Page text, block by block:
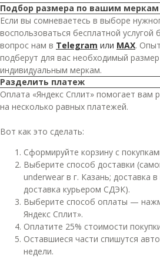
Подбор размера по вашим меркам
Если вы сомневаетесь в выборе
воспользоваться бесплатной услугой
вопрос нам в Telegram или MAX.
подберут для вас необходимый
индивидуальным меркам.
Разделить платеж
Оплата «Яндекс Сплит» помогает вам
на несколько равных платежей.
Вот как это сделать:
Сформируйте корзину с
Выберите способ доставки
underwear в г. Казань; доставка
доставка курьером СДЭК).
Выберите способ оплаты —
Яндекс Сплит».
Оплатите 25% стоимости
Оставшиеся части спишутся
недели.